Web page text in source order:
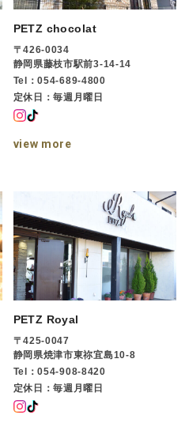
PETZ chocolat
〒426-0034
静岡県藤枝市駅前3-14-14
Tel：054-689-4800
定休日：毎週月曜日
view more
PETZ Royal
〒425-0047
静岡県焼津市東祢宜島10-8
Tel：054-908-8420
定休日：毎週月曜日